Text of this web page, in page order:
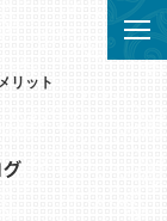
リット